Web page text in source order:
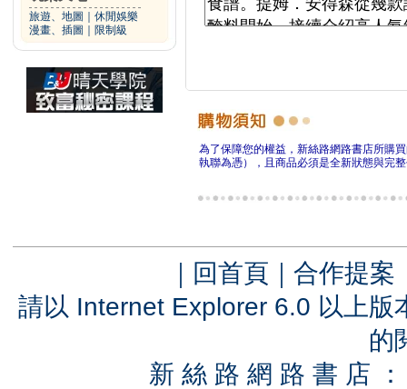
旅遊、地圖
休閒娛樂
漫畫、插圖
限制級
為了保障您的權益，新絲路網路書店所購
執聯為憑），且商品必須是全新狀態與完
｜ 回首頁 ｜ 合作提案
請以 Internet Explorer 6.0 以上
的
新 絲 路 網 路 書 店